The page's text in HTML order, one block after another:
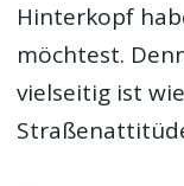
Hinterkopf
möchtest.
vielseitig ist